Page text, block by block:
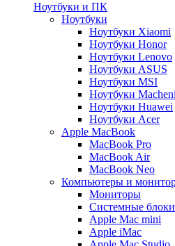
Ноутбуки и ПК
Ноутбуки
Ноутбуки Xiaomi
Ноутбуки Honor
Ноутбуки Lenovo
Ноутбуки ASUS
Ноутбуки MSI
Ноутбуки
Ноутбуки Huawei
Ноутбуки Acer
Apple MacBook
MacBook Pro
MacBook Air
MacBook Neo
Компьютеры и
Мониторы
Системные блоки
Apple Mac mini
Apple iMac